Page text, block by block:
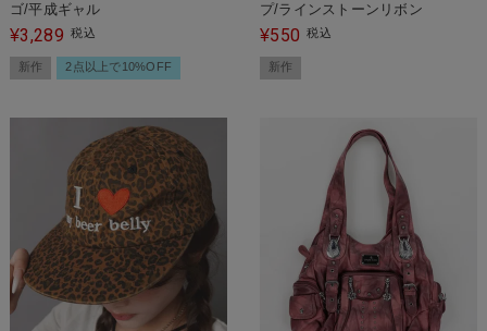
ゴ/平成ギャル
¥3,289 税込
新作 2点以上で10%OFF
プ/ラインストーンリボン
¥550 税込
新作